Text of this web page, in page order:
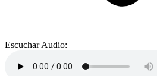
Escuchar Audio: